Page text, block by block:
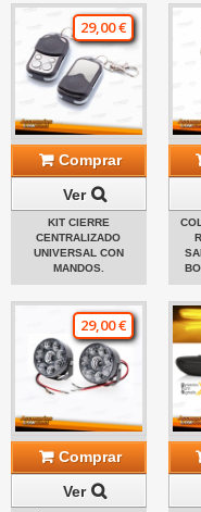
29,00 €
Comprar
Ver
KIT CIERRE
CENTRALIZADO
UNIVERSAL CON
MANDOS.
29,00 €
Comprar
Ver